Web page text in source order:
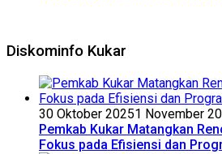
Diskominfo Kukar
30 Oktober 20251 November
Pemkab Kukar Matangkan
Fokus pada Efisiensi dan